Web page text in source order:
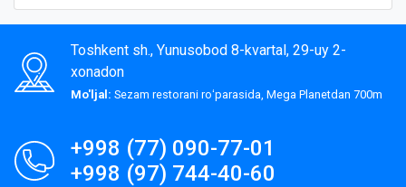
Toshkent sh., Yunusobod 8-kvartal, 29-uy 2-
xonadon
Mo'ljal: Sezam restorani roʻparasida, Mega Planetdan 700m
+998 (77) 090-77-01
+998 (97) 744-40-60